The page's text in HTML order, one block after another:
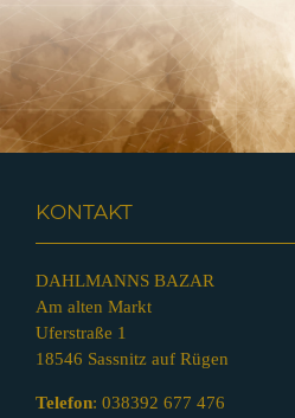
KONTAKT
DAHLMANNS BAZAR
Am alten Markt
Uferstraße 1
18546 Sassnitz auf Rügen
Telefon: 038392 677 476